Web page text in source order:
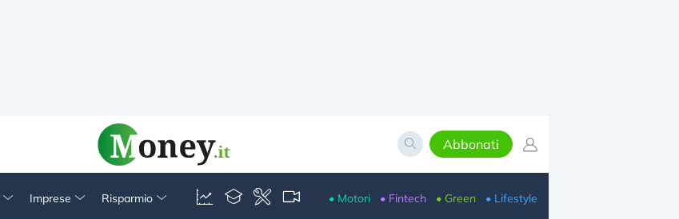
Abbonati
Imprese Risparmio • Motori • Fintech • Green • Lifestyle